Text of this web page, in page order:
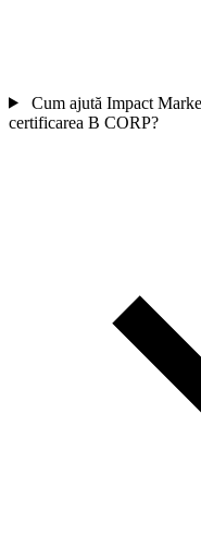
Cum ajută Impact
certificarea B CORP?